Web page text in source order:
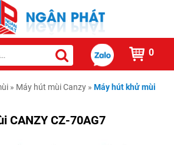
0
» Máy hút mùi Canzy » Máy hút khử mùi
CANZY CZ-70AG7